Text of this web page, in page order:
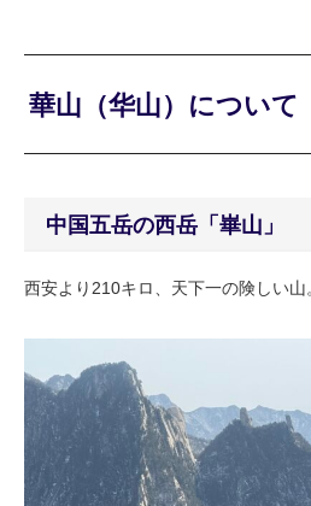
華山（华山）について
中国五岳の西岳「崋山」
西安より210キロ、天下一の険しい山